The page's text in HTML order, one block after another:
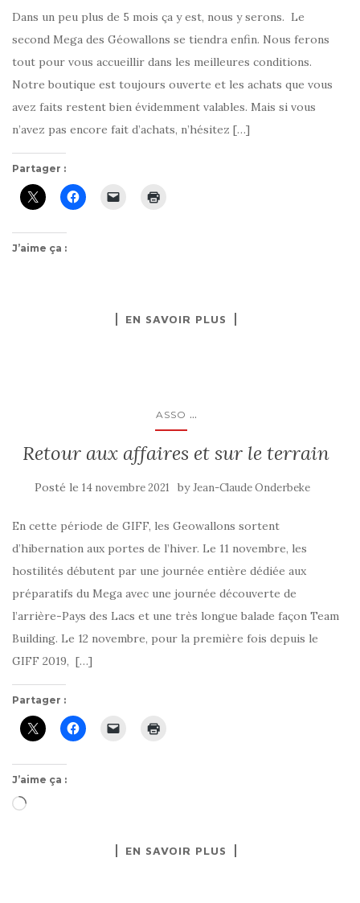
Dans un peu plus de 5 mois ça y est, nous y serons. Le
second Mega des Géowallons se tiendra enfin. Nous ferons
tout pour vous accueillir dans les meilleures conditions.
Notre boutique est toujours ouverte et les achats que vous
avez faits restent bien évidemment valables. Mais si vous
n’avez pas encore fait d’achats, n’hésitez […]
Partager :
J’aime ça :
EN SAVOIR PLUS
ASSO ...
Retour aux affaires et sur le terrain
Posté le 14 novembre 2021 byJean-Claude Onderbeke
En cette période de GIFF, les Geowallons sortent
d’hibernation aux portes de l’hiver. Le 11 novembre, les
hostilités débutent par une journée entière dédiée aux
préparatifs du Mega avec une journée découverte de
l’arrière-Pays des Lacs et une très longue balade façon Team
Building. Le 12 novembre, pour la première fois depuis le
GIFF 2019, […]
Partager :
J’aime ça :
Chargement…
EN SAVOIR PLUS